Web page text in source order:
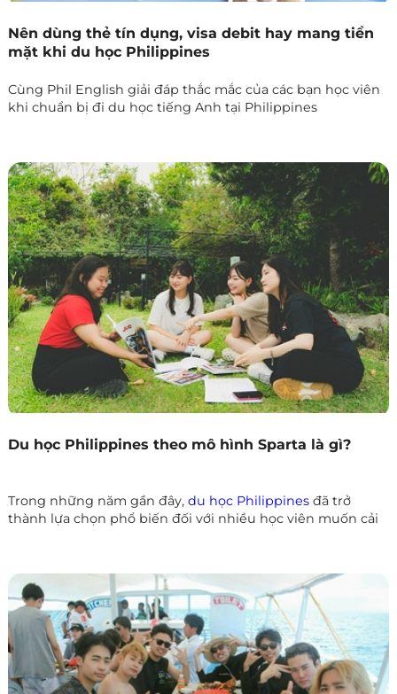
Nên dùng thẻ tín dụng, visa debit hay mang tiền
mặt khi du học Philippines
Cùng Phil English giải đáp thắc mắc của các bạn học viên
khi chuẩn bị đi du học tiếng Anh tại Philippines
Du học Philippines theo mô hình Sparta là gì?
Trong những năm gần đây, du học Philippinesđã trở
thành lựa chọn phổ biến đối với nhiều học viên muốn cải
các trường Anh ngữ tại Philippines còn áp dụng nhiều
chương trình đào tạo khác nhau để đáp ứng nhu cầu của
học viên.
Theo tổng hợp từ Phil English, một trong những mô hình
được nhiều người quan tâm nhất hiện nay là Sparta –
chương trình học tiếng Anh cường độ cao với kỷ luật
nghiêm ngặt, giúp học viên tập trung tối đa vào việc học.